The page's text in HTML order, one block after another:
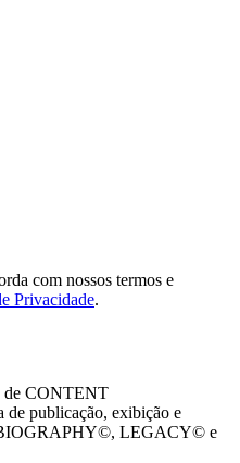
com nossos termos e
Privacidade.
CONTENT
publicação, exibição e
LEGACY© e